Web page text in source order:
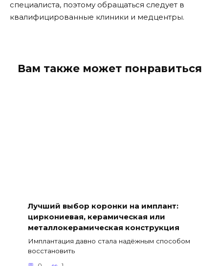
специалиста, поэтому обращаться следует в
квалифицированные клиники и медцентры.
Вам также может понравиться
Лучший выбор коронки на имплант:
циркониевая, керамическая или
металлокерамическая конструкция
Имплантация давно стала надёжным способом
восстановить